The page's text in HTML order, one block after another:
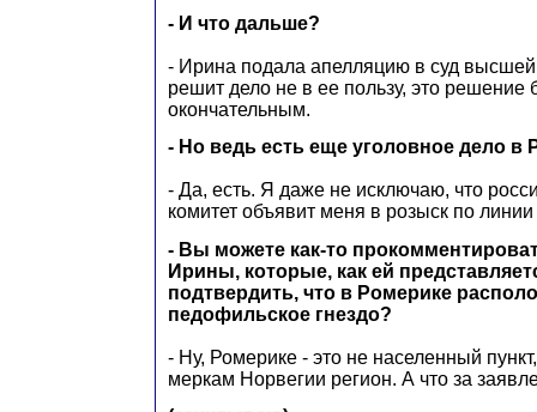
- И что дальше?
- Ирина подала апелляцию в суд
решит дело не в ее пользу, это решение
окончательным.
- Но ведь есть еще уголовное дело в
- Да, есть. Я даже не исключаю, что
комитет объявит меня в розыск по
- Вы можете как-то
Ирины, которые, как ей
подтвердить, что в Ромерике
педофильское гнездо?
- Ну, Ромерике - это не населенный
меркам Норвегии регион. А что за